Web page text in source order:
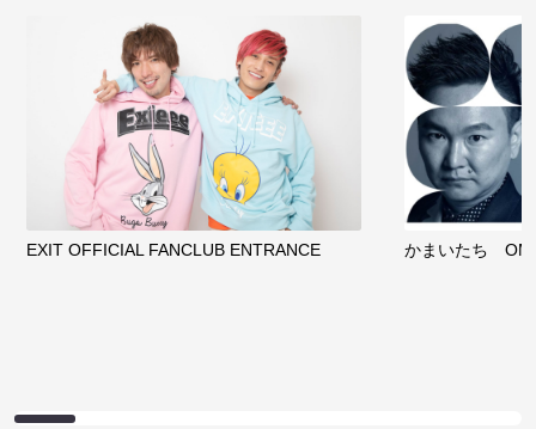
EXIT OFFICIAL FANCLUB ENTRANCE かまいたち